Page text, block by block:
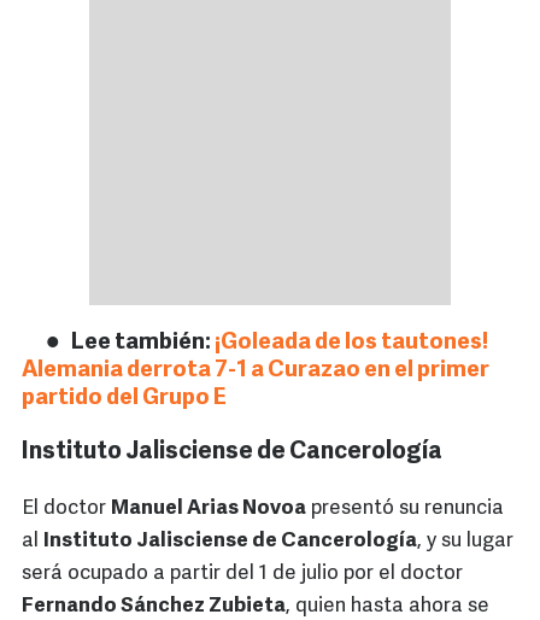
Lee también: ¡Goleada de los tautones!
Alemania derrota 7-1 a Curazao en el primer
partido del Grupo E
Instituto Jalisciense de Cancerología
El doctor Manuel Arias Novoa presentó su renuncia
al Instituto Jalisciense de Cancerología, y su lugar
será ocupado a partir del 1 de julio por el doctor
Fernando Sánchez Zubieta, quien hasta ahora se